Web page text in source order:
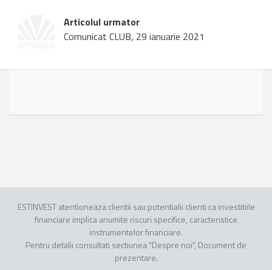
Articolul urmator
Comunicat CLUB, 29 ianuarie 2021
ESTINVEST atentioneaza clientii sau potentialii clienti ca investitiile
financiare implica anumite riscuri specifice, caracteristice
instrumentelor financiare.
Pentru detalii consultati sectiunea "Despre noi", Document de
prezentare.